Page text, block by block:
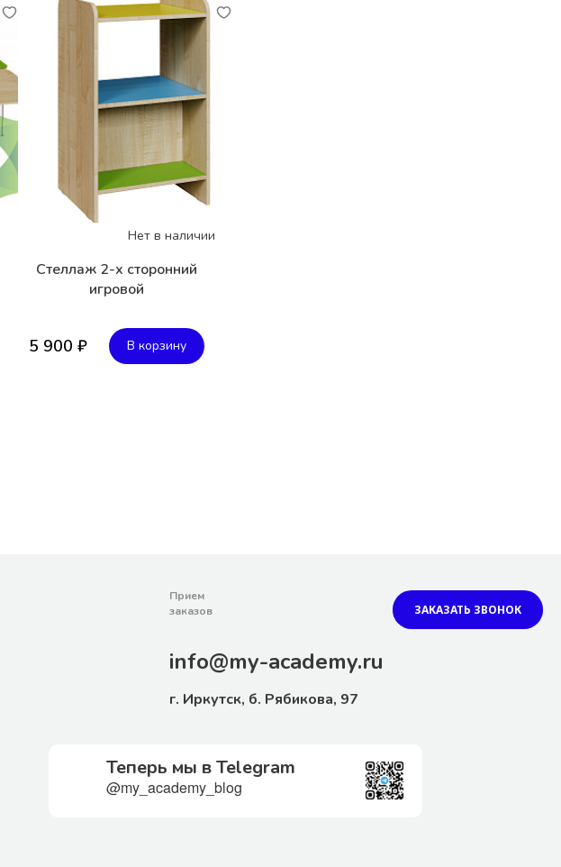
Нет в наличии
Стеллаж 2-х сторонний
игровой
5 900 ₽ В корзину
Прием
заказов
ЗАКАЗАТЬ ЗВОНОК
info@my-academy.ru
г. Иркутск, б. Рябикова, 97
Теперь мы в Telegram
@my_academy_blog